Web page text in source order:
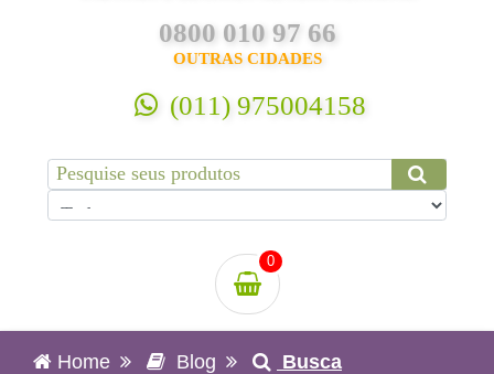
0800 010 97 66
OUTRAS CIDADES
(011) 975004158
0
Home Blog Busca